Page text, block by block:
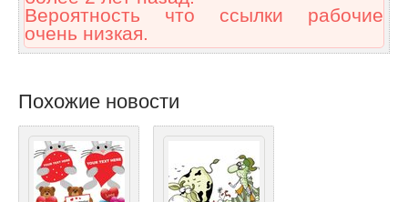
Вероятность что ссылки рабочие
очень низкая.
Похожие новости